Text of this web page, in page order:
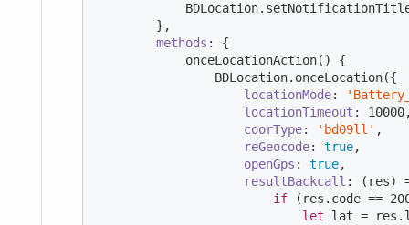
        },
methods : {
            onceLocationAction() {
                BDLocation.onceLocation({
locationMode:
locationTimeout : 10000
coorType: 'bd09ll' ,
reGeocode: true,
openGps : true,
resultBackcall : ( res)
if (res.code ==
let lat =